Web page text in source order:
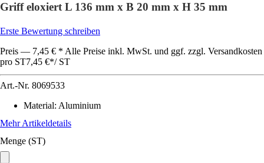
Griff eloxiert L 136 mm x B 20 mm x H 35 mm
Erste Bewertung schreiben
Preis — 7,45 € * Alle Preise inkl. MwSt. und ggf. zzgl. Versandkosten
pro ST7,45 €*/ ST
Art.-Nr. 8069533
Material: Aluminium
Mehr Artikeldetails
Menge (ST)